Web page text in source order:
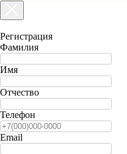
Регистрация
Фамилия
Имя
Отчество
Телефон
Email